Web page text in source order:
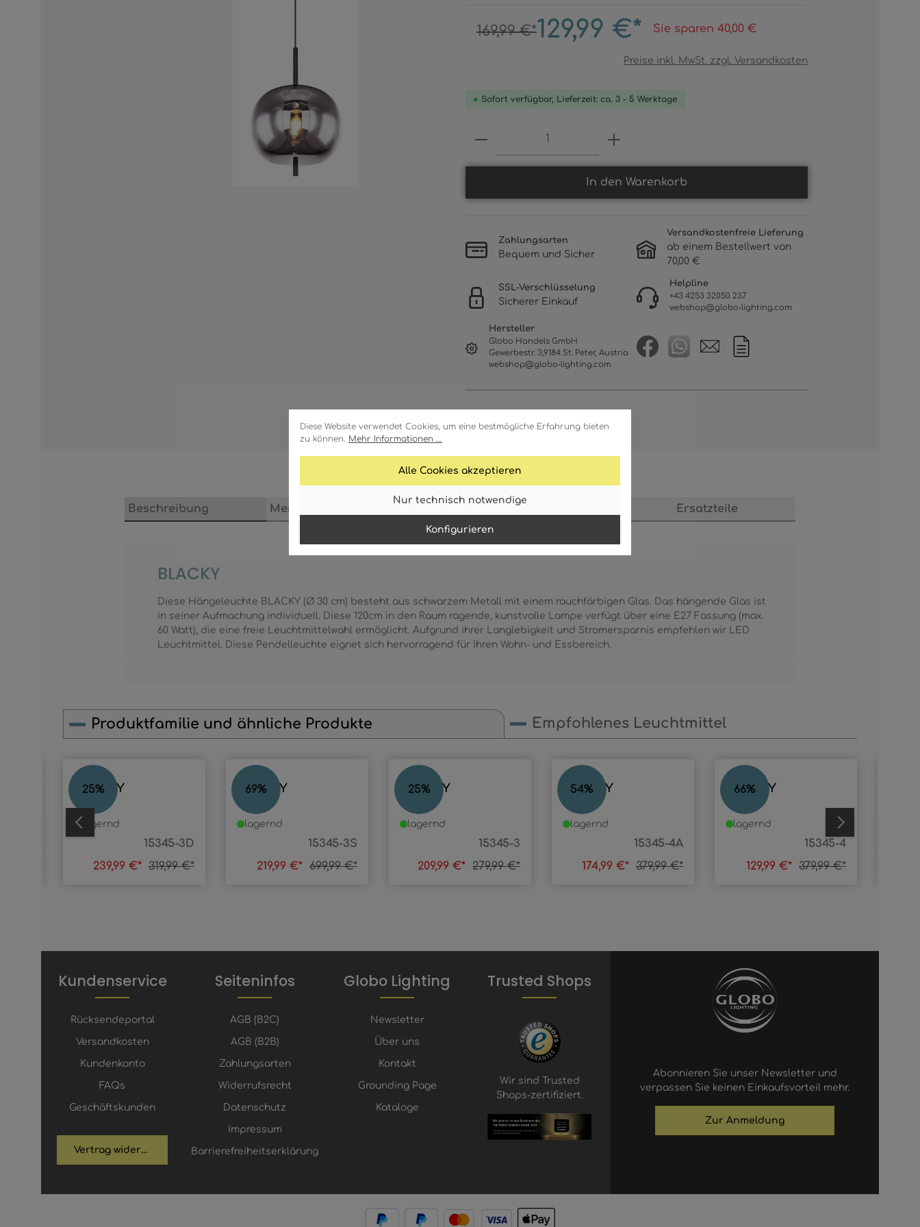
Diese Website verwendet Cookies, um eine bestmögliche Erfahrung bieten
zu können. Mehr Informationen ...
Alle Cookies akzeptieren
Nur technisch notwendige
Konfigurieren
169,99 €*129,99 €* Sie sparen 40,00 €
Preise inkl. MwSt. zzgl. Versandkosten
Sofort verfügbar, Lieferzeit: ca. 3 - 5 Werktage
Produkt Anzahl: Gib den gewünschten Wert ein
In den Warenkorb
Zahlungsarten
Bequem und Sicher
Versandkostenfreie Lieferung
ab einem Bestellwert von
70,00 €
SSL-Verschlüsselung
Sicherer Einkauf
Helpline
+43 4253 32050 237
webshop@globo-lighting.com
Hersteller
Globo Handels GmbH
Gewerbestr. 3,9184 St. Peter, Austria
webshop@globo-lighting.com
Beschreibung Merkmale Ersatzteile
BLACKY
Diese Hängeleuchte BLACKY (Ø 30 cm) besteht aus schwarzem Metall mit einem rauchfärbigen Glas. Das hängende Glas ist
in seiner Aufmachung individuell. Diese 120cm in den Raum ragende, kunstvolle Lampe verfügt über eine E27 Fassung (max.
60 Watt), die eine freie Leuchtmittelwahl ermöglicht. Aufgrund ihrer Langlebigkeit und Stromersparnis empfehlen wir LED
Leuchtmittel. Diese Pendelleuchte eignet sich hervorragend für Ihren Wohn- und Essbereich.
Produktfamilie und ähnliche Produkte Empfohlenes Leuchtmittel
Produktgalerie überspringen
25%
BLACKY
15345-3D
lagernd
239,99 €* 319,99 €*
69%
BLACKY
15345-3S
lagernd
219,99 €* 699,99 €*
25%
BLACKY
15345-3
lagernd
209,99 €* 279,99 €*
54%
BLACKY
15345-4A
lagernd
174,99 €* 379,99 €*
66%
BLACKY
15345-4
lagernd
129,99 €* 379,99 €*
Kundenservice
Rücksendeportal
Versandkosten
Kundenkonto
FAQs
Geschäftskunden
Vertrag widerrufen
Seiteninfos
AGB (B2C)
AGB (B2B)
Zahlungsarten
Widerrufsrecht
Datenschutz
Impressum
Barrierefreiheitserklärung
Globo Lighting
Newsletter
Über uns
Kontakt
Grounding Page
Kataloge
Trusted Shops
Wir sind Trusted
Shops-zertifiziert.
Abonnieren Sie unser Newsletter und
verpassen Sie keinen Einkaufsvorteil mehr.
Zur Anmeldung